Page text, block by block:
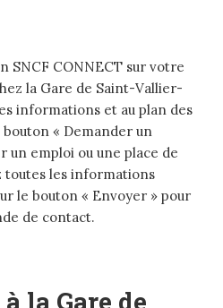
SNCF CONNECT sur votre
la Gare de Saint-Vallier-
informations et au plan des
bouton « Demander un
un emploi ou une place de
toutes les informations
le bouton « Envoyer » pour
de contact.
la Gare de